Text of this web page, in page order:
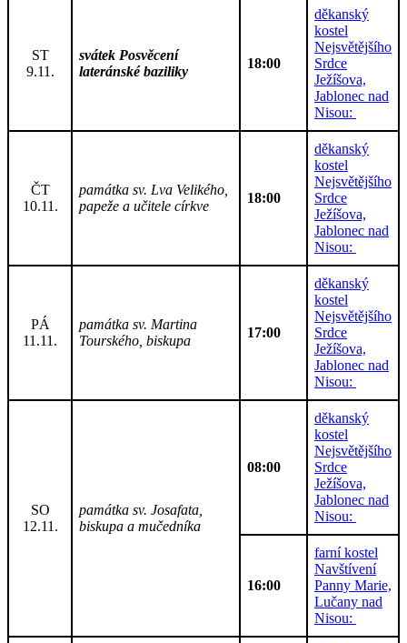
ST
9.11.
svátek Posvěcení
lateránské baziliky
18:00
děkanský
kostel
Nejsvětějšího
Srdce
Ježíšova,
Jablonec nad
Nisou:
ČT
10.11.
památka sv. Lva Velikého,
papeže a učitele církve
18:00
děkanský
kostel
Nejsvětějšího
Srdce
Ježíšova,
Jablonec nad
Nisou:
PÁ
11.11.
památka sv. Martina
Tourského, biskupa
17:00
děkanský
kostel
Nejsvětějšího
Srdce
Ježíšova,
Jablonec nad
Nisou:
SO
12.11.
památka sv. Josafata,
biskupa a mučedníka
08:00
děkanský
kostel
Nejsvětějšího
Srdce
Ježíšova,
Jablonec nad
Nisou:
16:00
farní kostel
Navštívení
Panny Marie,
Lučany nad
Nisou: